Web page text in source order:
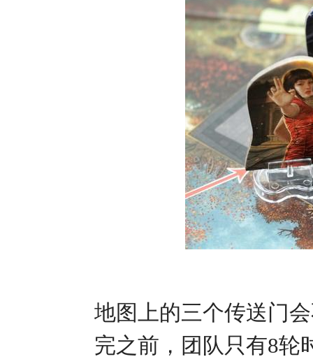
地图上的三个传送门
完之前，团队只有8轮